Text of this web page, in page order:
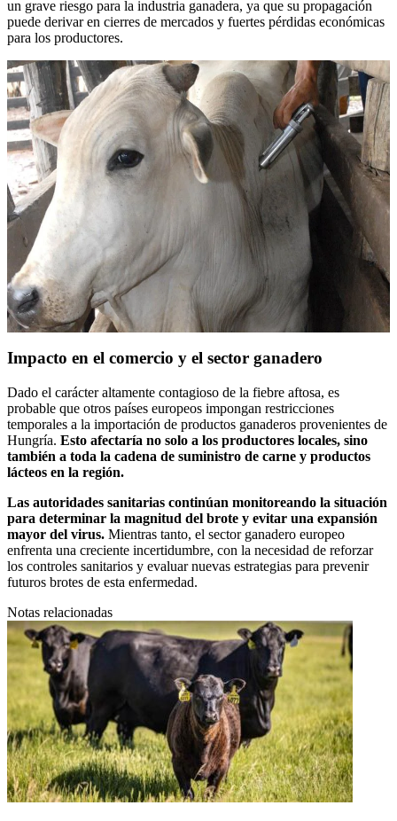
un grave riesgo para la industria ganadera, ya que su propagación
puede derivar en cierres de mercados y fuertes pérdidas económicas
para los productores.
Impacto en el comercio y el sector ganadero
Dado el carácter altamente contagioso de la fiebre aftosa, es
probable que otros países europeos impongan restricciones
temporales a la importación de productos ganaderos provenientes de
Hungría. Esto afectaría no solo a los productores locales, sino
también a toda la cadena de suministro de carne y productos
lácteos en la región.
Las autoridades sanitarias continúan monitoreando la situación
para determinar la magnitud del brote y evitar una expansión
mayor del virus. Mientras tanto, el sector ganadero europeo
enfrenta una creciente incertidumbre, con la necesidad de reforzar
los controles sanitarios y evaluar nuevas estrategias para prevenir
futuros brotes de esta enfermedad.
Notas relacionadas